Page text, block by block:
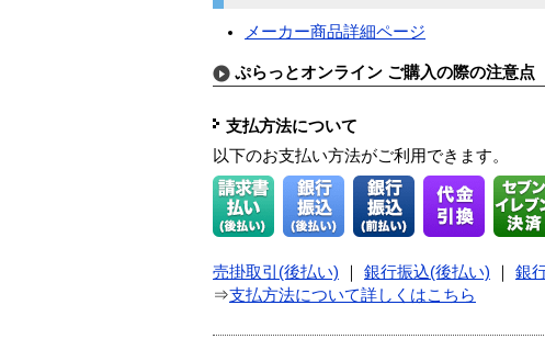
メーカー商品詳細ページ
ぷらっとオンライン ご購入の際の注意点
支払方法について
以下のお支払い方法がご利用できます。
売掛取引(後払い) 銀行振込(後払い) 銀
⇒支払方法について詳しくはこちら